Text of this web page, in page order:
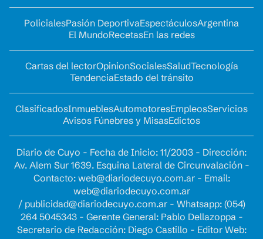
PolicialesPasión DeportivaEspectáculosArgentina
El MundoRecetasEn las redes
Cartas del lectorOpinionSocialesSaludTecnología
TendenciaEstado del tránsito
ClasificadosInmueblesAutomotoresEmpleosServicios
Avisos Fúnebres y MisasEdictos
Diario de Cuyo - Fecha de Inicio: 11/2003 - Dirección:
Av. Alem Sur 1639. Esquina Lateral de Circunvalación -
Contacto: web@diariodecuyo.com.ar- Email:
web@diariodecuyo.com.ar
/ publicidad@diariodecuyo.com.ar- Whatsapp: (054)
264 5045343 - Gerente General: Pablo Dellazoppa -
Secretario de Redacción: Diego Castillo - Editor Web: